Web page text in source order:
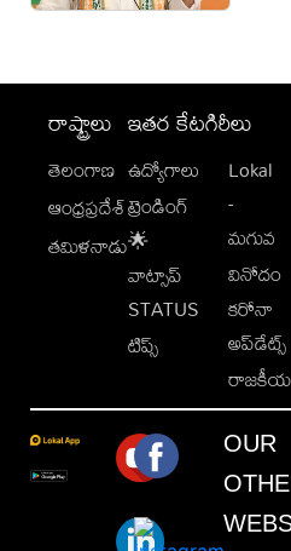
రాష్ట్రాలు
తెలంగాణ
ఆంధ్రప్రదేశ్
తమిళనాడు
ఇతర కేటగిరీలు
ఉద్యోగాలు
ట్రెండింగ్
🌟
వాట్సాప్
STATUS
టిప్స్
Lokal
-
మగువ
వినోదం
కరోనా
అప్‌డేట్స్
OUR